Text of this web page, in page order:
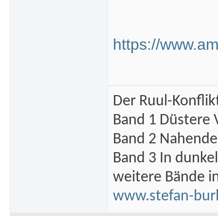
https://
Der Ruul-
Band 1 Düstere
Band 2
Band 3 In
weitere Bände
www.stefan-